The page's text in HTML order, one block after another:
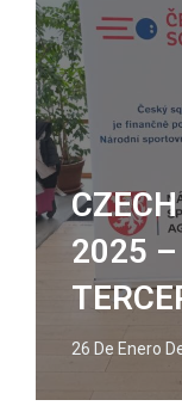
2025 –
26 De Enero